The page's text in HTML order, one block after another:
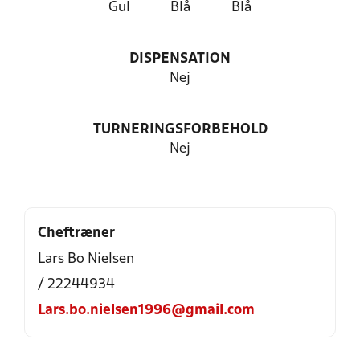
Gul Blå Blå
DISPENSATION
Nej
TURNERINGSFORBEHOLD
Nej
Cheftræner
Lars Bo Nielsen
/ 22244934
Lars.bo.nielsen1996@gmail.com